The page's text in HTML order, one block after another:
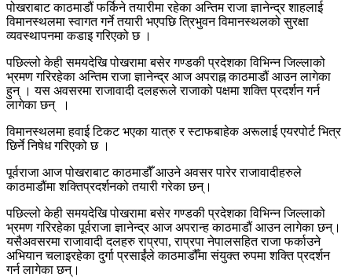
पोखराबाट काठमाडौं फर्किने तयारीमा रहेका अन्तिम राजा ज्ञानेन्द्र शाहलाई
विमानस्थलमा स्वागत गर्ने तयारी भएपछि त्रिभुवन विमानस्थलको सुरक्षा
व्यवस्थापनमा कडाइ गरिएको छ ।
पछिल्लो केही समयदेखि पोखरामा बसेर गण्डकी प्रदेशका विभिन्न जिल्लाको
भ्रमण गरिरहेका अन्तिम राजा ज्ञानेन्द्र आज अपराह्न काठमाडौं आउन लागेका
हुन् । यस अवसरमा राजावादी दलहरूले राजाको पक्षमा शक्ति प्रदर्शन गर्न
लागेका छन् ।
विमानस्थलमा हवाई टिकट भएका यात्रु र स्टाफबाहेक अरूलाई एयरपोर्ट भित्र
छिर्ने निषेध गरिएको छ ।
पूर्वराजा आज पोखराबाट काठमाडौँ आउने अवसर पारेर राजावादीहरुले
काठमाडौंमा शक्तिप्रदर्शनको तयारी गरेका छन्।
पछिल्लो केही समयदेखि पोखरामा बसेर गण्डकी प्रदेशका विभिन्न जिल्लाको
भ्रमण गरिरहेका पूर्वराजा ज्ञानेन्द्र आज अपरान्ह काठमाडौं आउन लागेका छन्।
यसैअवसरमा राजावादी दलहरु राप्रपा, राप्रपा नेपालसहित राजा फर्काउने
अभियान चलाइरहेका दुर्गा प्रसाईंले काठमाडौँमा संयुक्त रुपमा शक्ति प्रदर्शन
गर्न लागेका छन्।